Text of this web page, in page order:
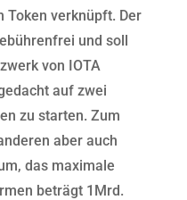
Token verknüpft. Der
und soll
von IOTA
auf zwei
zu starten. Zum
aber auch
das maximale
beträgt 1Mrd.